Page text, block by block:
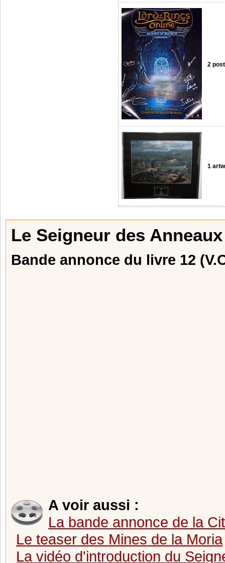
2
1
Le Seigneur des
Bande annonce du livre 12
A voir aussi :
La bande annonce de la
Le teaser des Mines de la Moria
La vidéo d'introduction du